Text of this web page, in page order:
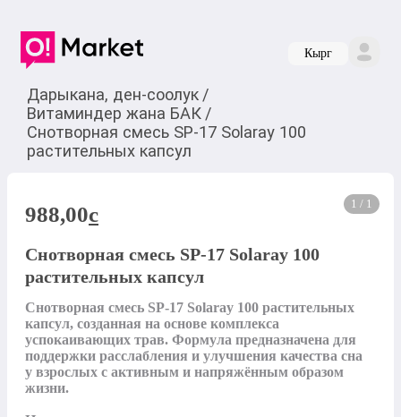
Кырг
Дарыкана, ден-соолук /
Витаминдер жана БАК /
Снотворная смесь SP-17 Solaray 100
растительных капсул
1 / 1
988,00c
Снотворная смесь SP-17 Solaray 100
растительных капсул
Снотворная смесь SP-17 Solaray 100 растительных
капсул, созданная на основе комплекса
успокаивающих трав. Формула предназначена для
поддержки расслабления и улучшения качества сна
у взрослых с активным и напряжённым образом
жизни.